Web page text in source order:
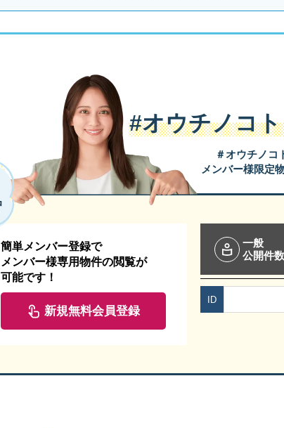
#オウチノコ
＃オウチノコ
メンバー様限定
簡単メンバー登録で
メンバー様専用物件の閲覧が
可能です！
新規無料会員登録
一般
公開件数
ID